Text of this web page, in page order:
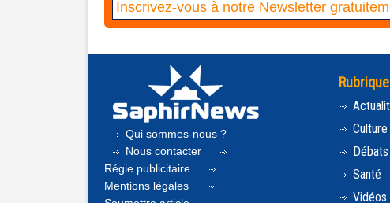
Qui sommes-nous ?
Nous contacter
Régie publicitaire
Mentions légales
Culture
Débats
Santé
Vidéos